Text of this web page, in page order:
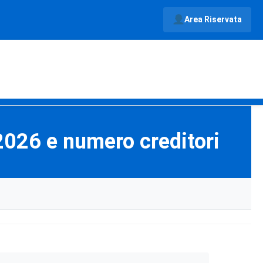
Area Riservata
e numero creditori